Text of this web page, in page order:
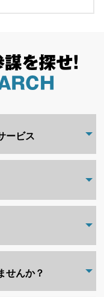
ービス
せんか？